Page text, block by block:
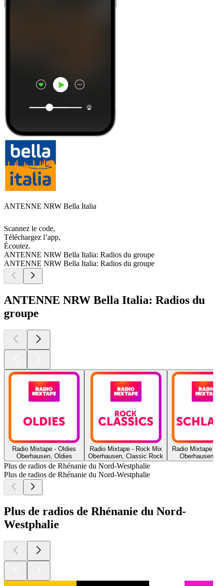
ANTENNE NRW Bella Italia
Scannez le code,
Téléchargez l’app,
Écoutez.
ANTENNE NRW Bella Italia: Radios du groupe
ANTENNE NRW Bella Italia: Radios du groupe
ANTENNE NRW Bella Italia: Radios du
groupe
Radio Mixtape - Oldies
Oberhausen, Oldies
Radio Mixtape - Rock Mix
Oberhausen, Classic Rock
Radio Mixtape
Plus de radios de Rhénanie du Nord-Westphalie
Plus de radios de Rhénanie du Nord-Westphalie
Plus de radios de Rhénanie du Nord-
Westphalie